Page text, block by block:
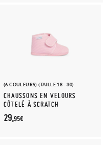
(6 COULEURS) (TAILLE 18 - 30)
CHAUSSONS EN VELOURS
CÔTELÉ À SCRATCH
29,95€